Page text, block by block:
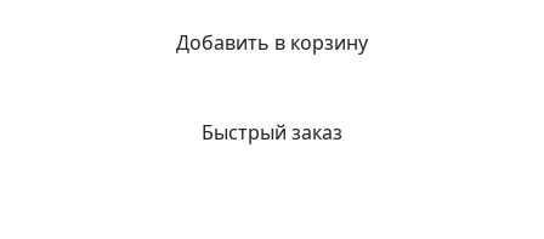
Добавить в корзину
Быстрый заказ